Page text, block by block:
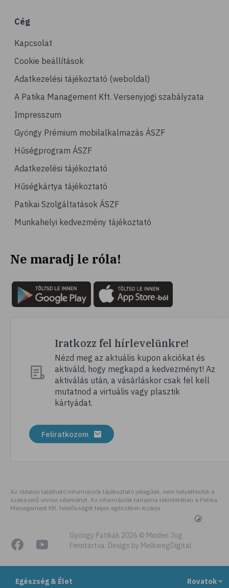
Egészség & Élet Rovatok
# csonttörés
# mozgásszervi problémák
# köszvény
# ínhüvelygyulladás
# tél
# vérnyomásmérés
# kardiológia
# kardiovaszkuláris betegségek
# szív- és érrendszer
# vérnyomás
# mozgás
# pszichológia
# hátfájás
# vérnyomáscsökkentés
# megfázás
# influenza
# fertőző betegségek
# köhögés
# immunerősítés
# kézmosás
# szépségápolás
# bőrápolás
# izlandi zuzmó
Cég
Kapcsolat
Cookie beállítások
Adatkezelési tájékoztató (weboldal)
A Patika Management Kft. Versenyjogi szabályzata
Impresszum
Gyöngy Prémium mobilalkalmazás ÁSZF
Hűségprogram ÁSZF
Adatkezelési tájékoztató
Hűségkártya tájékoztató
Patikai Szolgáltatások ÁSZF
Munkahelyi kedvezmény tájékoztató
Ne maradj le róla!
Iratkozz fel hírlevelünkre!
Nézd meg az aktuális kupon akciókat és
aktiváld, hogy megkapd a kedvezményt! Az
aktiválás után, a vásárláskor csak fel kell
mutatnod a virtuális vagy plasztik
kártyádat.
Feliratkozom
Az oldalon található információk tájékoztató jellegűek, nem helyettesítik a
szakszerű orvosi véleményt. Az információk tartalma tekintetében a Patika
Management Kft. felelősségét teljes egészében kizárja
Gyöngy Patikák 2026 © Minden Jog
Fenntartva. Design by MelkwegDigital